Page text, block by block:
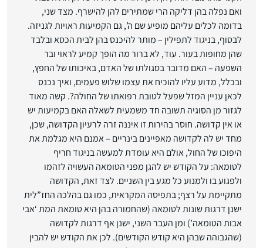
ואם נפלה בהן דליקה הרי שמתירים להן להישרף. מצד שני,
בדומה לכלים עליהם מופיע שם ה’, גם הקמיעות ראויות לגניזה.
לבסוף, בניגוד לתפילין – מותר להיכנס בהן לבית הכסא ובלבד
שהן מחופות בעור. עוד, לא ברור מה הופך קמיע לראוי ובר
השפעה – האם מדובר בסגולתו של האדם, באיכותו של החפץ,
ובכלל, מדוע עליו להוכיח את עצמו שלוש פעמים, ואיך נכנס
לכאן עניין המזל שפעל לטובת רפואתו של החולה?. קשה מאוד
לגזור מן הסוגיה תשובה חד משמעית לשאלה האם בקמיעות יש
או אין קדושה. חוסר בהירות זו איננה זרה לרעיון הקדושה, שכן,
מחד יש לה לקדושה מאפיינים בינריים – אמנם היא מגלמת את
היפוכו של החול, אולם היא עומדת למעשה בניגוד חריף
לטומאה: על הקודש יש להגן מפני הטומאה העשויה לזהמו
ולפגוע בו ולמנוע כל מגע בין השניים. לצד זאת, הקדושה
מתקיימת על רצף; בתפיסה המקראית, כמו גם בהלכה החז”לית
ישנן דרגות שונות לטומאה (שהחמורה בהן היא טומאת המת ‘אבי
אבות הטומאה’) ומן העבר השני, ישנן אף דרגות לקדושה
(שהגבוהה שבהן היא קודש הקודשים). לכן את הקודש יש להבין